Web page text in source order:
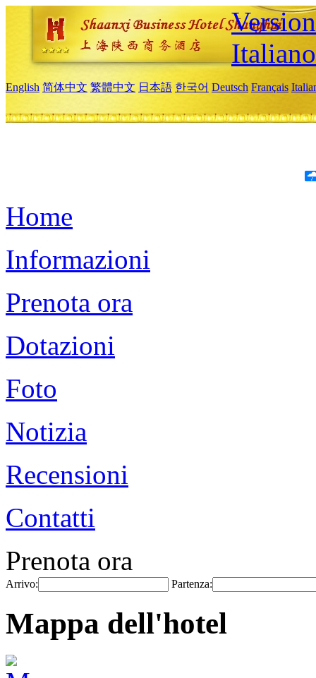
Italiano
English 简体中文 繁體中文 日本語 한국어 Deutsch Français
Home
Informazioni
Prenota ora
Dotazioni
Foto
Notizia
Recensioni
Contatti
Prenota ora
Arrivo: Partenza:
Mappa dell'hotel